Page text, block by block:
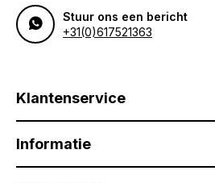
Stuur ons een bericht
+31(0)617521363
Klantenservice
Informatie